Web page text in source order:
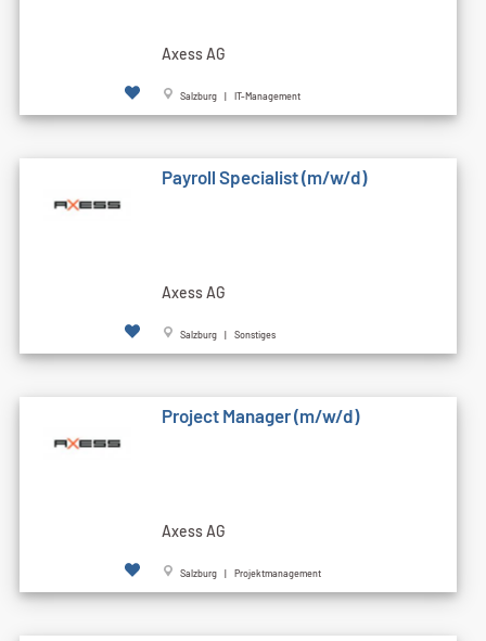
Axess AG
Salzburg | IT-Management
Payroll Specialist (m/w/d)
Axess AG
Salzburg | Sonstiges
Project Manager (m/w/d)
Axess AG
Salzburg | Projektmanagement